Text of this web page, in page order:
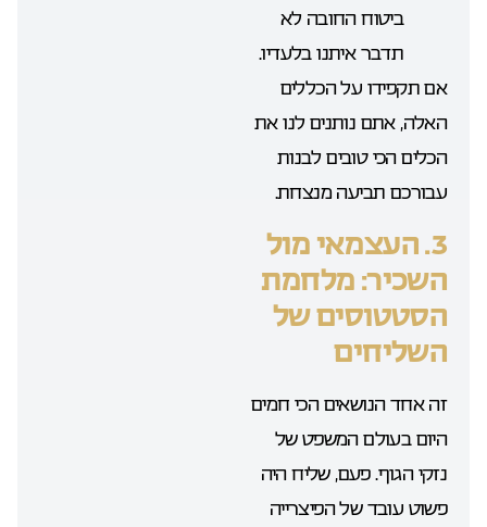
ביטוח החובה לא
תדבר איתנו בלעדיו.
אם תקפידו על הכללים
האלה, אתם נותנים לנו את
הכלים הכי טובים לבנות
עבורכם תביעה מנצחת.
3. העצמאי מול
השכיר: מלחמת
הסטטוסים של
השליחים
זה אחד הנושאים הכי חמים
היום בעולם המשפט של
נזקי הגוף. פעם, שליח היה
פשוט עובד של הפיצרייה